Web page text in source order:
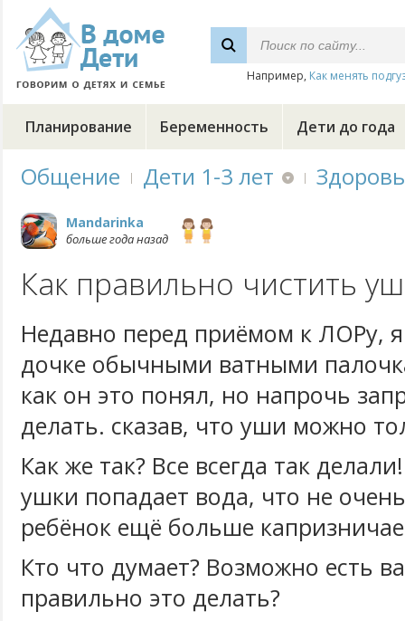
Например, Как менять
Планирование Беременность Дети до года
Общение Дети 1-3 лет
Mandarinka
больше года назад
Как правильно чистить
Недавно перед приёмом к ЛОРу,
дочке обычными ватными
как он это понял, но напрочь
делать. сказав, что уши можно
Как же так? Все всегда так
ушки попадает вода, что не
ребёнок ещё больше
Кто что думает? Возможно есть
правильно это делать?